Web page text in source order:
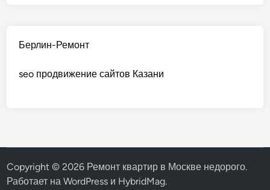
Берлин-Ремонт
seo продвижение сайтов Казани
Copyright © 2026 Ремонт квартир в Москве недорого.
Работает наWordPress и HybridMag.